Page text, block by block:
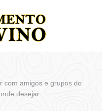
com amigos e grupos do
desejar.